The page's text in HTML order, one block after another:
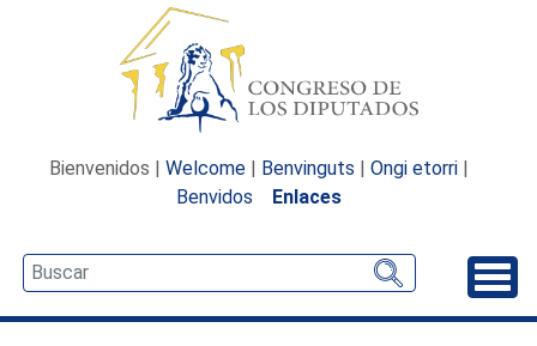
Bienvenidos | Welcome | Benvinguts | Ongi etorri |
Benvidos
Enlaces